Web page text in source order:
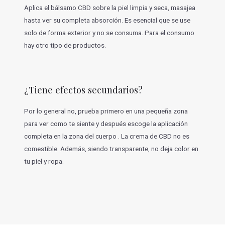
Aplica el bálsamo CBD sobre la piel limpia y seca, masajea
hasta ver su completa absorción. Es esencial que se use
solo de forma exterior y no se consuma. Para el consumo
hay otro tipo de productos.
¿Tiene efectos secundarios?
Por lo general no, prueba primero en una pequeña zona
para ver como te siente y después escoge la aplicación
completa en la zona del cuerpo . La crema de CBD no es
comestible. Además, siendo transparente, no deja color en
tu piel y ropa.